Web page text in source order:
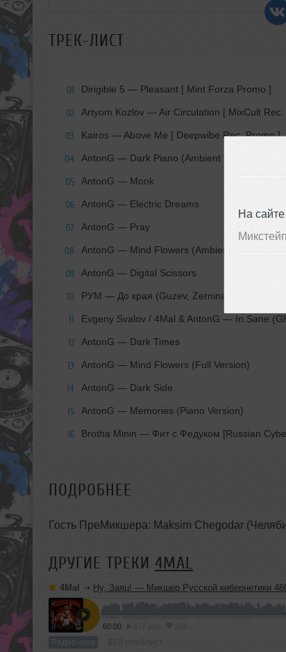
На
ТРЕК-ЛИСТ
01 Dirigible 5 — Pleasant [ Mint Forza Promo ]
02 Artyom Kozlov — Air Circulation [ MixCult Rec.
03 Kairos — Above Me [ Deepwibe Rec. Promo ]
04 AntonG — Dark Piano (Ambient Version)
05 AntonG — Monk
06 AntonG — Electric Dreams
07 AntonG — Pray
08 AntonG — Mind Flowers (Ambient Version)
09 AntonG — Digital Scissors
10 РУМ — До края (Guzev, Zernina, Svalov
11 Evgeny Svalov / 4Mal & AntonG — In.Sane
12 AntonG — Dark Times
13 AntonG — Mind Flowers (Full Version)
14 AntonG — Dark Side
15 AntonG — Memories (Piano Version)
16 Brotha Minin — Фит с Федуком [Russian
ПОДРОБНЕЕ
Гость ПреМикшера: Maksim Chegodar
ДРУГИЕ ТРЕКИ 4MAL
4Mal ➝ Ну, Заяц! — Микшер Русской кибернетики 460 с Евгением Сваловым (4Mal) и
60:00
Радио-шоу